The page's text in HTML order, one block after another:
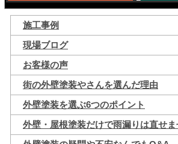
施工事例
現場ブログ
お客様の声
街の外壁塗装やさんを選んだ理由
外壁塗装を選ぶ6つのポイント
外壁・屋根塗装だけで雨漏りは直せ